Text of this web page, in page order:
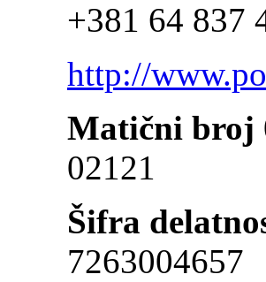
+381 64 837
http://
Matični broj
02121
Šifra
7263004657